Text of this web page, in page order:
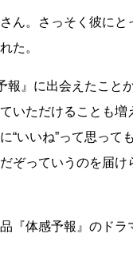
。さっそく彼にと
た。
報』に出会えたこと
いただけることも
“いいね”って思って
ぞっていうのを届
『体感予報』のドラ